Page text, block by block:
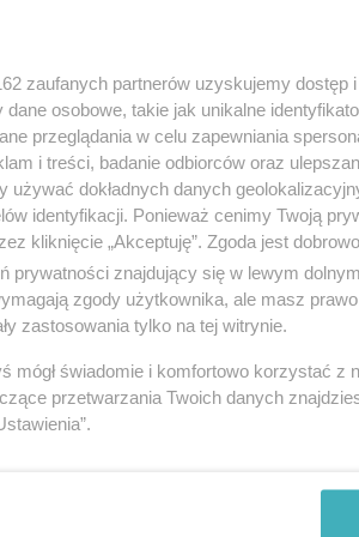
POMPY OZE
4
i materiały
zaufanych partnerów uzyskujemy dostęp
osobowe, takie jak unikalne
przeglądania w celu zapewniania
i treści, badanie odbiorców oraz
dokładnych danych
identyfikacji. Ponieważ cenimy Twoją
kliknięcie „Akceptuję”. Zgoda jest
prywatności znajdujący się w lewym
zgody użytkownika, ale masz
zastosowania tylko na tej witrynie.
mógł świadomie i komfortowo korzystać z
przetwarzania Twoich danych